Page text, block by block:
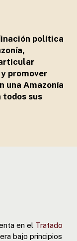
política
promover
una Amazonía
todos sus
en el Tratado
bajo principios